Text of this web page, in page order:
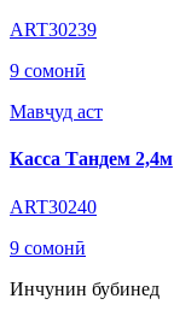
ART30239
9 сомонӣ
Мавҷуд аст
Касса Тандем 2,4м
ART30240
9 сомонӣ
Инчунин бубинед